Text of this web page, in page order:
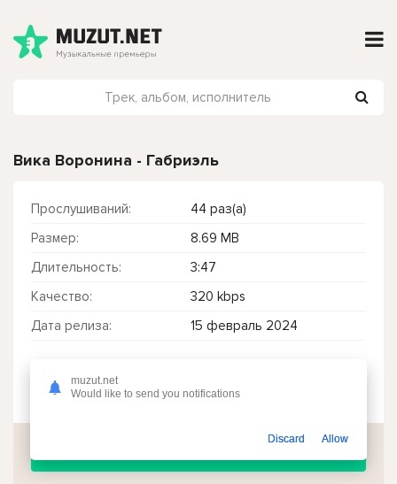
Вика Воронина - Габриэль
Прослушиваний:
44 раз(а)
Размер:
8.69 MB
Длительность:
3:47
Качество:
320 kbps
Дата релиза:
15 февраль 2024
muzut.net
Would like to send you notifications
Discard Allow